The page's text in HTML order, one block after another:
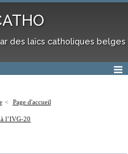
des laïcs catholiques belges
Page d'accueil
l’IVG-20